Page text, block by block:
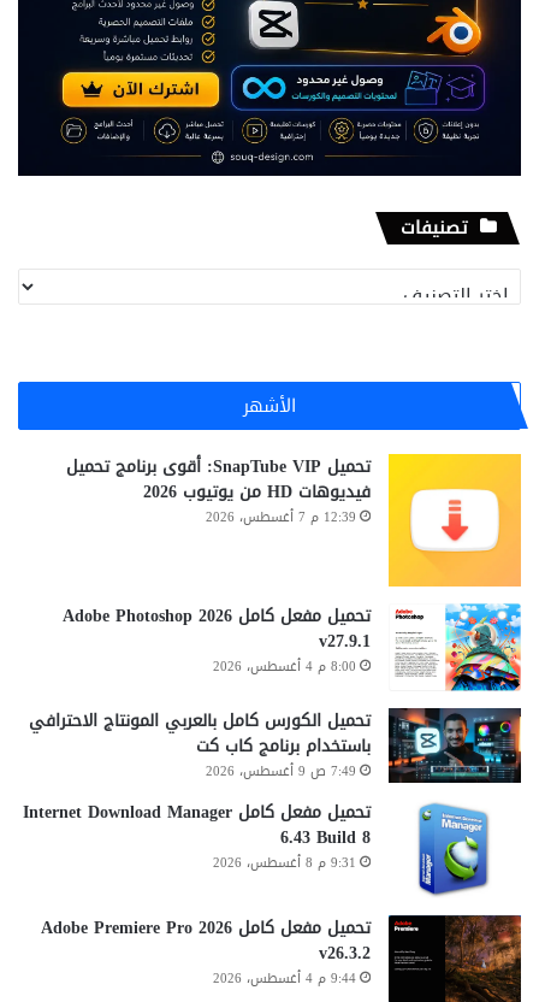
تصنيفات
تصنيفات
الأشهر
تحميل SnapTube VIP: أقوى برنامج تحميل
فيديوهات HD من يوتيوب 2026
12:39 م 7 أغسطس، 2026
تحميل مفعل كامل Adobe Photoshop 2026
v27.9.1
8:00 م 4 أغسطس، 2026
تحميل الكورس كامل بالعربي المونتاج الاحترافي
باستخدام برنامج كاب كت
7:49 ص 9 أغسطس، 2026
تحميل مفعل كامل Internet Download Manager
6.43 Build 8
9:31 م 8 أغسطس، 2026
تحميل مفعل كامل Adobe Premiere Pro 2026
v26.3.2
9:44 م 4 أغسطس، 2026